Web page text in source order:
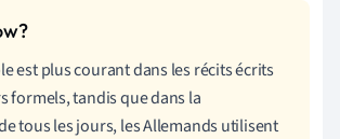
est plus courant dans les récits écrits
formels, tandis que dans la
tous les jours, les Allemands utilisent